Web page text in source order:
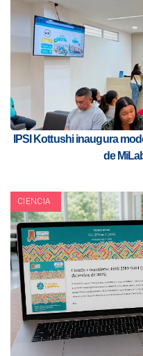
IPSI Kottushi inaugura
de
CIENCIA